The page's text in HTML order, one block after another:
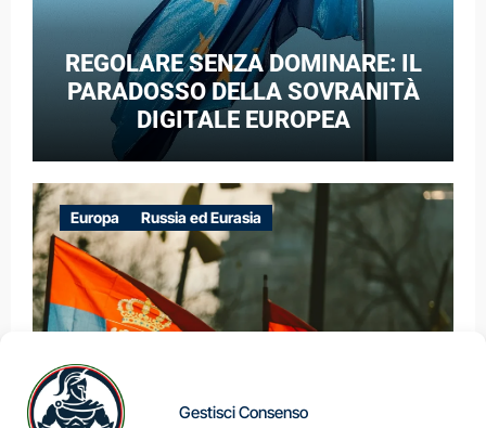
Gestisci Consenso
REGOLARE SENZA DOMINARE: IL
PARADOSSO DELLA SOVRANITÀ
DIGITALE EUROPEA
Europa Russia ed Eurasia